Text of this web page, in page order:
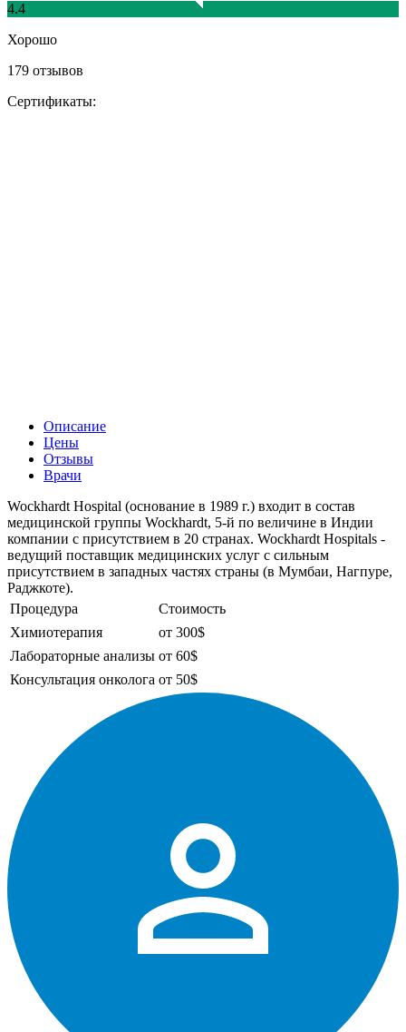
4.4
Хорошо
179 отзывов
Сертификаты:
Описание
Цены
Отзывы
Врачи
Wockhardt Hospital (основание в 1989 г.) входит в состав
медицинской группы Wockhardt, 5-й по величине в Индии
компании с присутствием в 20 странах. Wockhardt Hospitals -
ведущий поставщик медицинских услуг с сильным
присутствием в западных частях страны (в Мумбаи, Нагпуре,
Раджкоте).
Процедура
Стоимость
Химиотерапия
от 300$
Лабораторные анализы от 60$
Консультация онколога от 50$